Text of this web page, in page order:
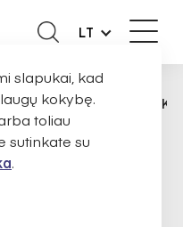
LT
DOVILĖ
slapukai, kad
kokybę.
toliau
sutinkate su
.